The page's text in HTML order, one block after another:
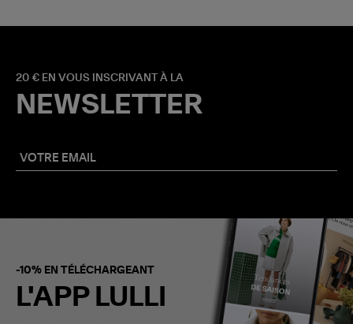
20 € EN VOUS INSCRIVANT À LA
NEWSLETTER
-10% EN TÉLÉCHARGEANT
L'APP LULLI